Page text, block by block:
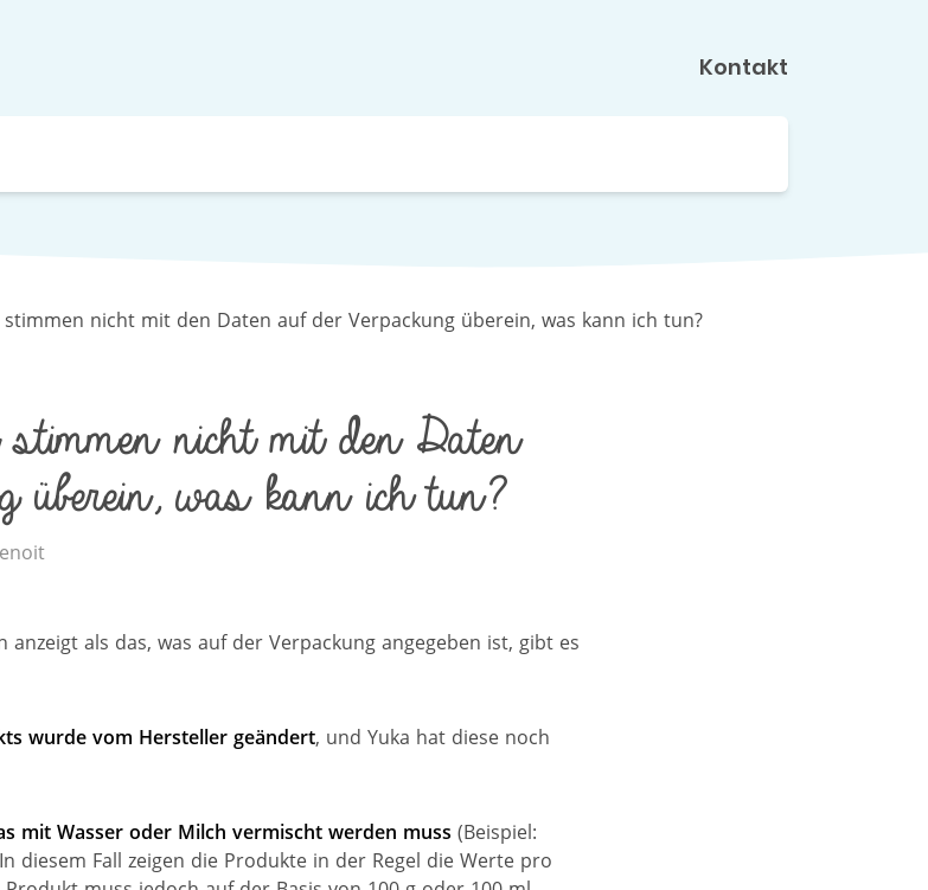
Kontakt
stimmen nicht mit den Daten auf der Verpackung überein, was kann ich tun?
nicht mit den Daten
überein, was kann ich tun?
als das, was auf der Verpackung angegeben ist, gibt es
wurde vom Hersteller geändert, und Yuka hat diese noch
mit Wasser oder Milch vermischt werden muss (Beispiel:
diesem Fall zeigen die Produkte in der Regel die Werte pro